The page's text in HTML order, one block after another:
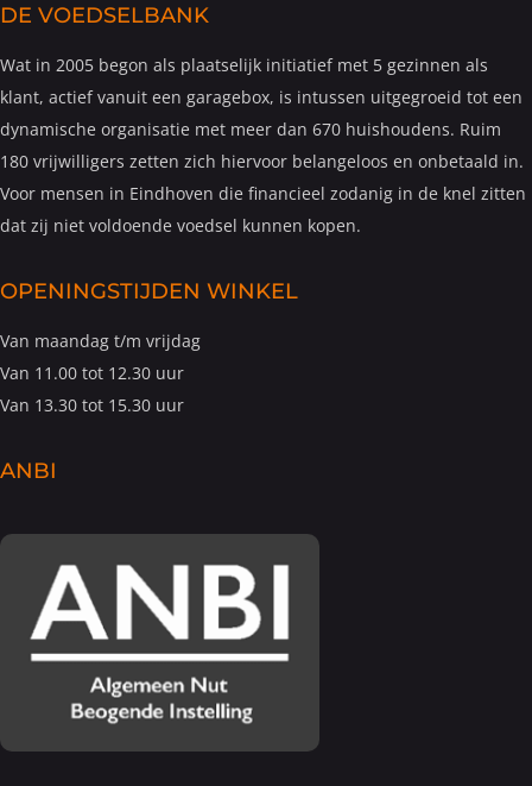
DE VOEDSELBANK
Wat in 2005 begon als plaatselijk initiatief met 5 gezinnen als
klant, actief vanuit een garagebox, is intussen uitgegroeid tot een
dynamische organisatie met meer dan 670 huishoudens. Ruim
180 vrijwilligers zetten zich hiervoor belangeloos en onbetaald in.
Voor mensen in Eindhoven die financieel zodanig in de knel zitten
dat zij niet voldoende voedsel kunnen kopen.
OPENINGSTIJDEN WINKEL
Van maandag t/m vrijdag
Van 11.00 tot 12.30 uur
Van 13.30 tot 15.30 uur
ANBI